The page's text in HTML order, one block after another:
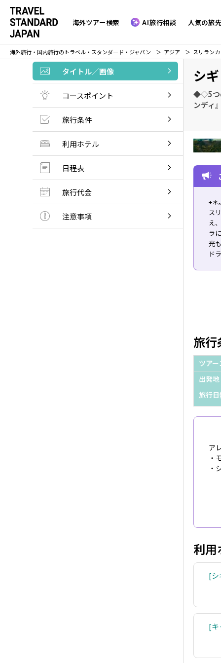
海外ツアー検索 AI旅行相談 人気の旅
海外旅行・国内旅行のトラベル・スタンダード・ジャパン アジア スリランカ
タイトル／画像
コースポイント
旅行条件
利用ホテル
日程表
旅行代金
注意事項
シ
◆◇5つ
ンディ
+＊
ス
え
ラ
光
ド
旅行
ツア
出発地
旅行
ア
・
・
利用